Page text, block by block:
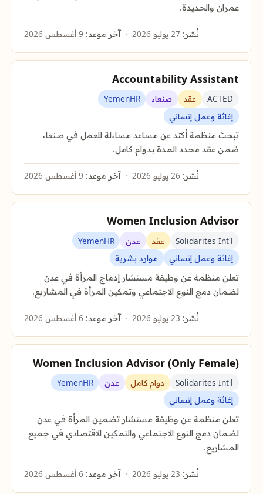
عمران والحديدة.
نُشر: آخر موعد:
Accountability Assistant
ACTED عقد صنعاء
YemenHR
إغاثة وعمل إنساني
تبحث منظمة أكتد عن مساعد مساءلة للعمل في صنعاء
ضمن عقد محدد المدة بدوام كامل.
نُشر: آخر موعد:
Women Inclusion Advisor
Solidarites Int'l عقد عدن
YemenHR
إغاثة وعمل إنساني
موارد بشرية
تعلن منظمة عن وظيفة مستشار إدماج المرأة في عدن
لضمان دمج النوع الاجتماعي وتمكين المرأة في المشاريع.
نُشر: آخر موعد:
Women Inclusion Advisor (Only Female)
Solidarites Int'l دوام كامل عدن
YemenHR
إغاثة وعمل إنساني
تعلن منظمة عن وظيفة مستشار تضمين المرأة في عدن
لضمان دمج النوع الاجتماعي والتمكين الاقتصادي في جميع
المشاريع.
نُشر: آخر موعد: